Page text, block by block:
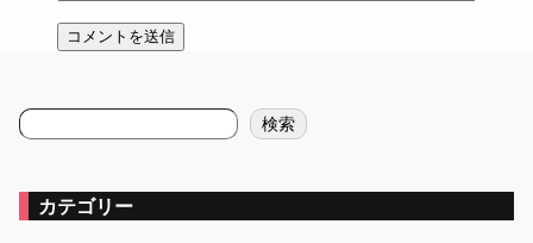
検
索
検索
カテゴリー